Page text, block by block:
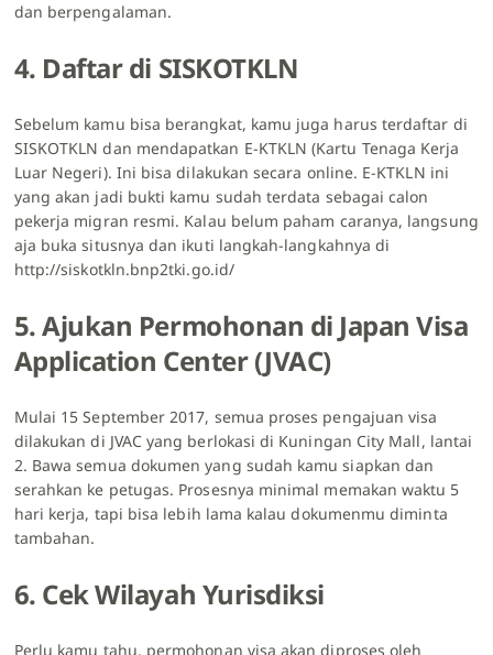
dan berpengalaman.
4. Daftar di SISKOTKLN
Sebelum kamu bisa berangkat, kamu juga harus terdaftar di
SISKOTKLN dan mendapatkan E-KTKLN (Kartu Tenaga Kerja
Luar Negeri). Ini bisa dilakukan secara online. E-KTKLN ini
yang akan jadi bukti kamu sudah terdata sebagai calon
pekerja migran resmi. Kalau belum paham caranya, langsung
aja buka situsnya dan ikuti langkah-langkahnya di
http://siskotkln.bnp2tki.go.id/
5. Ajukan Permohonan di Japan Visa
Application Center (JVAC)
Mulai 15 September 2017, semua proses pengajuan visa
dilakukan di JVAC yang berlokasi di Kuningan City Mall, lantai
2. Bawa semua dokumen yang sudah kamu siapkan dan
serahkan ke petugas. Prosesnya minimal memakan waktu 5
hari kerja, tapi bisa lebih lama kalau dokumenmu diminta
tambahan.
6. Cek Wilayah Yurisdiksi
Perlu kamu tahu, permohonan visa akan diproses oleh